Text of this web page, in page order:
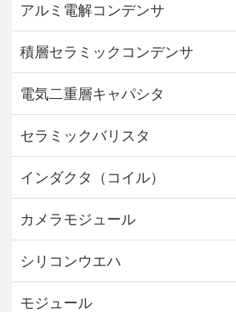
アルミ電解コンデンサ
積層セラミックコンデンサ
電気二重層キャパシタ
セラミックバリスタ
インダクタ（コイル）
カメラモジュール
シリコンウエハ
モジュール